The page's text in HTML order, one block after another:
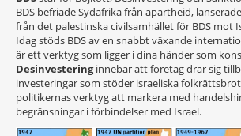
BDS befriade Sydafrika från apartheid,
från det palestinska civilsamhället för BDS mot
Idag stöds BDS av en snabbt växande
är ett verktyg som ligger i dina händer som
Desinvesteringinnebär att företag drar sig
investeringar som stöder israeliska
politikernas verktyg att markera med
begränsningar i förbindelser med Israel.